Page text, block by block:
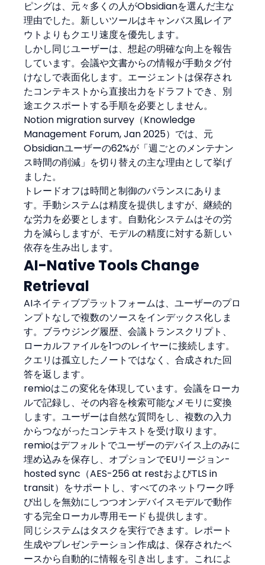
ピングは、元々多くの人がObsidianを選んだ主な
理由でした。新しいツールはキャンバス風レイア
ウトよりもクエリ速度を優先します。
しかし同じユーザーは、想起の明確な向上を報告
しています。会議や文書からの情報が手動タグ付
けなしで表面化します。エージェントは保存され
たコンテキストから直接出力をドラフトでき、別
途エクスポートする手順を必要としません。
Notion migration survey（Knowledge
Management Forum, Jan 2025）では、元
Obsidianユーザーの62%が「週ごとのメンテナン
ス時間の削減」を切り替えの主な理由として挙げ
ました。
トレードオフは時間と制御のバランスにありま
す。手動システムは精度を提供しますが、継続的
な労力を必要とします。自動化システムはその労
力を減らしますが、モデルの精度に対する新しい
依存を生み出します。
AI-Native Tools Change
Retrieval
AIネイティブプラットフォームは、ユーザーのプロ
ンプトなしで複数のソースをインデックス化しま
す。ブラウジング履歴、会議トランスクリプト、
ローカルファイルを1つのレイヤーに接続します。
クエリは孤立したノートではなく、合成された回
答を返します。
remioはこの変化を体現しています。会議をローカ
ルで記録し、その内容を検索可能なメモリに変換
します。ユーザーは自然な質問をし、複数の入力
からつながったコンテキストを受け取ります。
remioはデフォルトでユーザーのデバイス上のみに
埋め込みを保存し、オプションでEUリージョン-
hosted sync（AES-256 at restおよびTLS in
transit）をサポートし、すべてのネットワーク呼
び出しを無効にしつつオンデバイスモデルで動作
する完全ローカル専用モードも提供します。
同じシステムはタスクを実行できます。レポート
生成やプレゼンテーション作成は、保存されたベ
ースから自動的に情報を引き出します。これによ